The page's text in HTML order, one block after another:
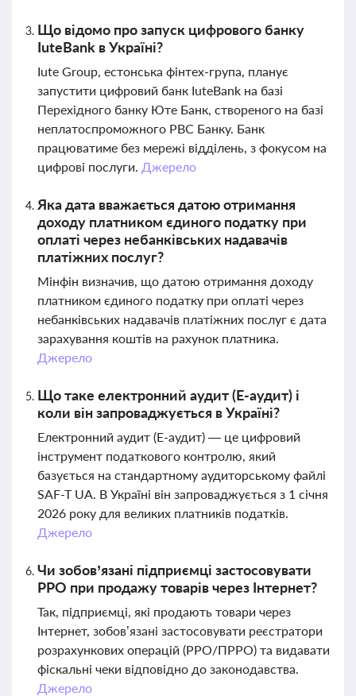
Що відомо про запуск цифрового банку
IuteBank в Україні?
Iute Group, естонська фінтех-група, планує
запустити цифровий банк IuteBank на базі
Перехідного банку Юте Банк, створеного на базі
неплатоспроможного РВС Банку. Банк
працюватиме без мережі відділень, з фокусом на
цифрові послуги. Джерело
Яка дата вважається датою отримання
доходу платником єдиного податку при
оплаті через небанківських надавачів
платіжних послуг?
Мінфін визначив, що датою отримання доходу
платником єдиного податку при оплаті через
небанківських надавачів платіжних послуг є дата
зарахування коштів на рахунок платника.
Джерело
Що таке електронний аудит (Е-аудит) і
коли він запроваджується в Україні?
Електронний аудит (Е-аудит) — це цифровий
інструмент податкового контролю, який
базується на стандартному аудиторському файлі
SAF-T UA. В Україні він запроваджується з 1 січня
2026 року для великих платників податків.
Джерело
Чи зобов’язані підприємці застосовувати
РРО при продажу товарів через Інтернет?
Так, підприємці, які продають товари через
Інтернет, зобов’язані застосовувати реєстратори
розрахункових операцій (РРО/ПРРО) та видавати
фіскальні чеки відповідно до законодавства.
Джерело